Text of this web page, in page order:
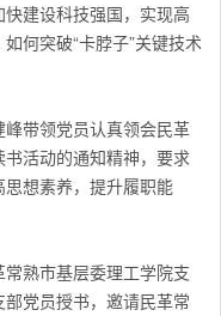
建设科技强国，实现高
何突破“卡脖子”关键技术
带领党员认真领会民革
书活动的通知精神，要求
想素养，提升履职能
熟市基层委理工学院支
党员授书， 邀请民革常